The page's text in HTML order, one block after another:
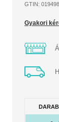
GTIN:
Gyakori